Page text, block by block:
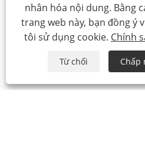
nhân hóa nội dung. Bằng
trang web này, bạn đồng ý
tôi sử dụng cookie. Chính
Từ chối Chấp